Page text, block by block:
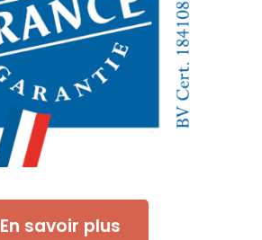
En savoir plus